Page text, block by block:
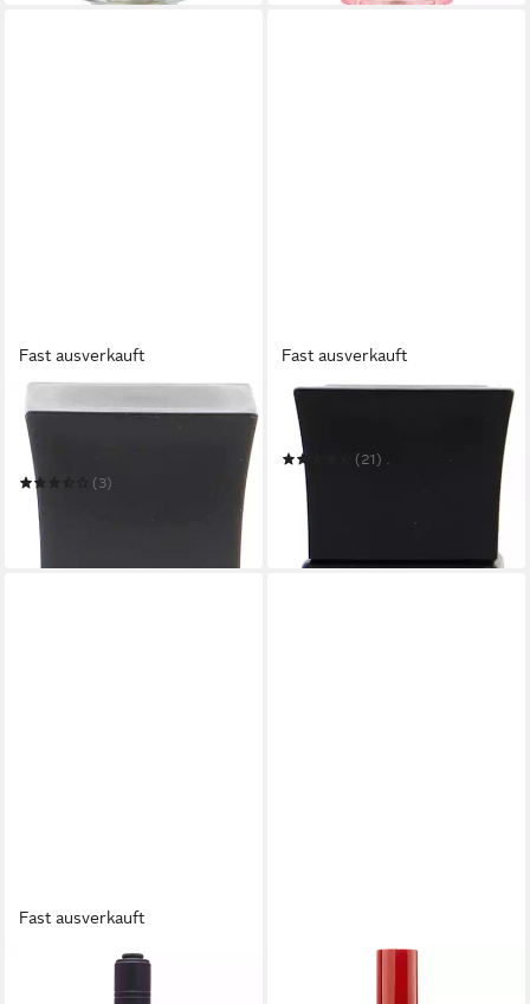
Fast ausverkauft
Eau de Toilette Annayake
Undo
(3)
ab 54,55 €
(545,50 €/ 1 l)
in 2-3 Werktagen bei dir
Fast ausverkauft
ANNAYAKE
Eau de Toilette TOMO
(21)
ab 55,99 €
(559,90 €/ 1 l)
in 3-4 Werktagen bei dir
Fast ausverkauft
Eau de Toilette Miyabi Man